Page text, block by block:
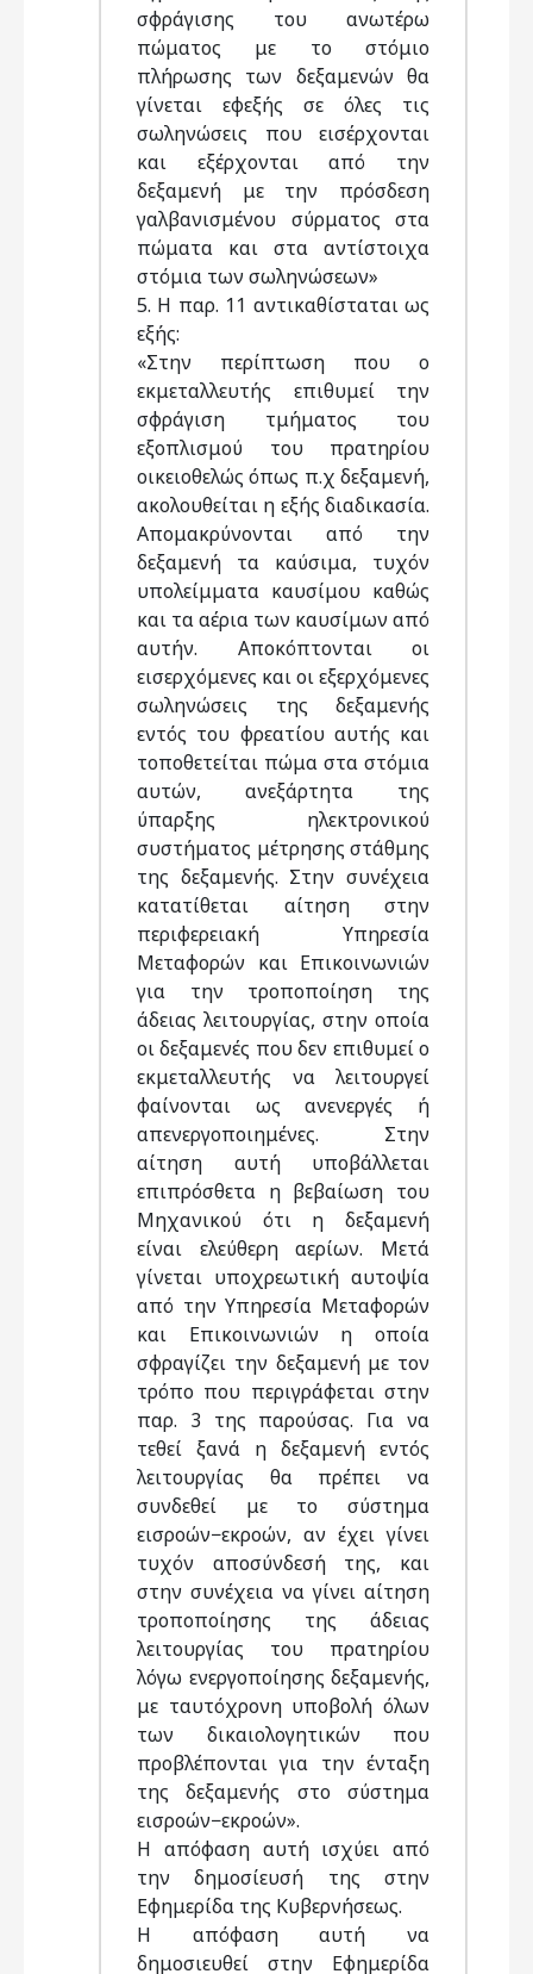
σφράγισης του ανωτέρω
πώματος με το στόμιο
πλήρωσης των δεξαμενών θα
γίνεται εφεξής σε όλες τις
σωληνώσεις που εισέρχονται
και εξέρχονται από την
δεξαμενή με την πρόσδεση
γαλβανισμένου σύρματος στα
πώματα και στα αντίστοιχα
στόμια των σωληνώσεων»
5. Η παρ. 11 αντικαθίσταται ως
εξής:
«Στην περίπτωση που ο
εκμεταλλευτής επιθυμεί την
σφράγιση τμήματος του
εξοπλισμού του πρατηρίου
οικειοθελώς όπως π.χ δεξαμενή,
ακολουθείται η εξής διαδικασία.
Απομακρύνονται από την
δεξαμενή τα καύσιμα, τυχόν
υπολείμματα καυσίμου καθώς
και τα αέρια των καυσίμων από
αυτήν. Αποκόπτονται οι
εισερχόμενες και οι εξερχόμενες
σωληνώσεις της δεξαμενής
εντός του φρεατίου αυτής και
τοποθετείται πώμα στα στόμια
αυτών, ανεξάρτητα της
ύπαρξης ηλεκτρονικού
συστήματος μέτρησης στάθμης
της δεξαμενής. Στην συνέχεια
κατατίθεται αίτηση στην
περιφερειακή Υπηρεσία
Μεταφορών και Επικοινωνιών
για την τροποποίηση της
άδειας λειτουργίας, στην οποία
οι δεξαμενές που δεν επιθυμεί ο
εκμεταλλευτής να λειτουργεί
φαίνονται ως ανενεργές ή
απενεργοποιημένες. Στην
αίτηση αυτή υποβάλλεται
επιπρόσθετα η βεβαίωση του
Μηχανικού ότι η δεξαμενή
είναι ελεύθερη αερίων. Μετά
γίνεται υποχρεωτική αυτοψία
από την Υπηρεσία Μεταφορών
και Επικοινωνιών η οποία
σφραγίζει την δεξαμενή με τον
τρόπο που περιγράφεται στην
παρ. 3 της παρούσας. Για να
τεθεί ξανά η δεξαμενή εντός
λειτουργίας θα πρέπει να
συνδεθεί με το σύστημα
εισροών−εκροών, αν έχει γίνει
τυχόν αποσύνδεσή της, και
στην συνέχεια να γίνει αίτηση
τροποποίησης της άδειας
λειτουργίας του πρατηρίου
λόγω ενεργοποίησης δεξαμενής,
με ταυτόχρονη υποβολή όλων
των δικαιολογητικών που
προβλέπονται για την ένταξη
της δεξαμενής στο σύστημα
εισροών−εκροών».
Η απόφαση αυτή ισχύει από
την δημοσίευσή της στην
Εφημερίδα της Κυβερνήσεως.
Η απόφαση αυτή να
δημοσιευθεί στην Εφημερίδα